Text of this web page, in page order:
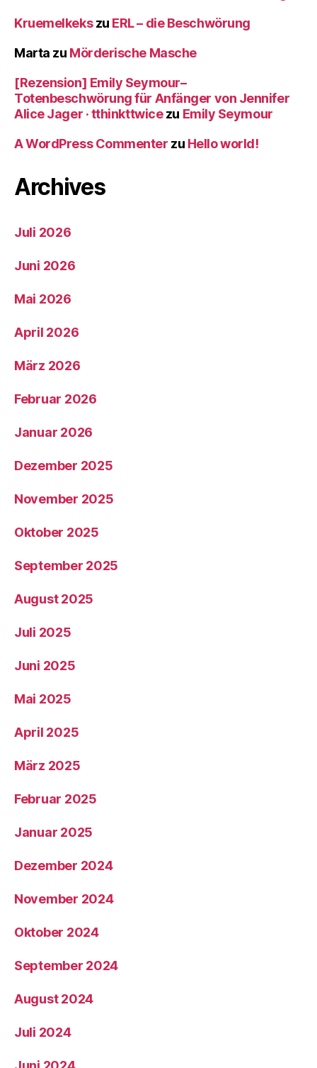
Kruemelkekszu ERL – die Beschwörung
Marta zu Mörderische Masche
[Rezension] Emily Seymour–
Totenbeschwörung für Anfänger von Jennifer
Alice Jager · tthinkttwicezu Emily Seymour
A WordPress Commenter zu Hello world!
Archives
Juli 2026
Juni 2026
Mai 2026
April 2026
März 2026
Februar 2026
Januar 2026
Dezember 2025
November 2025
Oktober 2025
September 2025
August 2025
Juli 2025
Juni 2025
Mai 2025
April 2025
März 2025
Februar 2025
Januar 2025
Dezember 2024
November 2024
Oktober 2024
September 2024
August 2024
Juli 2024